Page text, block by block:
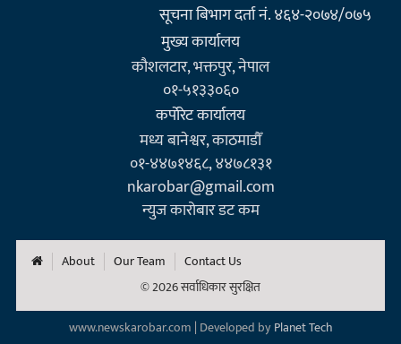
सूचना बिभाग दर्ता नं. ४६४-२०७४/०७५
मुख्य कार्यालय
कौशलटार, भक्तपुर, नेपाल
०१-५१३३०६०
कर्पाेरेट कार्यालय
मध्य बानेश्वर, काठमाडौँ
०१-४४७१४६८, ४४७८१३१
nkarobar@gmail.com
न्युज कारोबार डट कम
About Our Team
Contact Us
© 2026 सर्वाधिकार सुरक्षित
www.newskarobar.com | Developed byPlanet Tech